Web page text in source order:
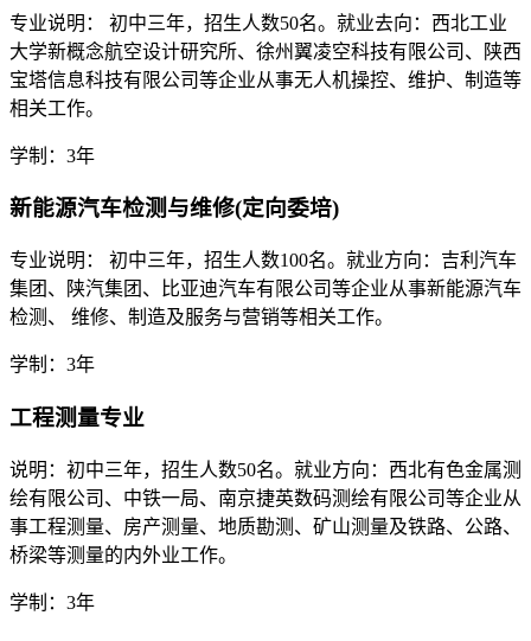
专业说明： 初中三年，招生人数50名。就业去向：西北工业
大学新概念航空设计研究所、徐州翼凌空科技有限公司、陕西
宝塔信息科技有限公司等企业从事无人机操控、维护、制造等
相关工作。
学制：3年
新能源汽车检测与维修(定向委培)
专业说明： 初中三年，招生人数100名。就业方向：吉利汽车
集团、陕汽集团、比亚迪汽车有限公司等企业从事新能源汽车
检测、 维修、制造及服务与营销等相关工作。
学制：3年
工程测量专业
说明：初中三年，招生人数50名。就业方向：西北有色金属测
绘有限公司、中铁一局、南京捷英数码测绘有限公司等企业从
事工程测量、房产测量、地质勘测、矿山测量及铁路、公路、
桥梁等测量的内外业工作。
学制：3年